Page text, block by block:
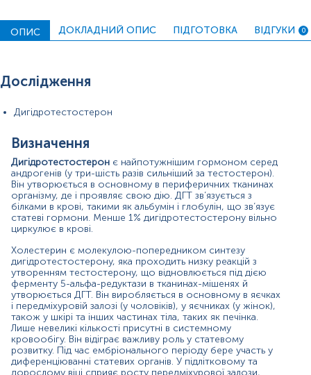
типом, росту волосся на тілі, обличчі та лобку.
лобку в дівчат під час статевого дозрівання.
перетворюється на дигідротестостерон, і тому
контроль кількості дигідротестостерону в організмі
досягається шляхом контролю вироблення
тестостерону, який регулюється гіпоталамусом і
гіпофізом. У відповідь на зниження рівня тестостерону
гіпоталамус вивільняє гонадотропін-рилізинг-гормон
(GnRH), який переміщується до гіпофіза, стимулюючи
його виробляти лютеїнізуючий гормон. Він потрапляє
до яєчок у чоловіків (або яєчників у жінок) і забезпечує
зростання синтезу тестостерону, і, як наслідок,
збільшення вироблення дигідротестостерону.
У жінок із високим рівнем ДГТ може розвинутися
посилений ріст волосся на тілі, обличчі та лобку (так
званий гірсутизм), припинення менструального циклу
(аменорея) та посилення акне.
Дигідротестостерон є основним фактором, що сприяє
облисінню за чоловічим типом (андрогенна алопеція).
Чоловіки з цим станом зазвичай мають вищі рівні ДГТ
та вільного тестостерону, нижчі рівні загального
ОПИС ДОКЛАДНИЙ ОПИС ПІДГОТОВКА ВІДГУКИ 0
Дослідження
Дигідротестостерон
Визначення
Дигідротестостерон є найпотужнішим гормоном серед
андрогенів (у три-шість разів сильніший за тестостерон).
Він утворюється в основному в периферичних тканинах
організму, де і проявляє свою дію. ДГТ зв’язується з
білками в крові, такими як альбумін і глобулін, що зв’язує
статеві гормони. Менше 1% дигідротестостерону вільно
циркулює в крові.
Холестерин є молекулою-попередником синтезу
дигідротестостерону, яка проходить низку реакцій з
утворенням тестостерону, що відновлюється під дією
ферменту 5-альфа-редуктази в тканинах-мішенях й
утворюється ДГТ. Він виробляється в основному в яєчках
і передміхуровій залозі (у чоловіків), у яєчниках (у жінок),
також у шкірі та інших частинах тіла, таких як печінка.
Лише невеликі кількості присутні в системному
кровообігу. Він відіграє важливу роль у статевому
розвитку. Під час ембріонального періоду бере участь у
диференціюванні статевих органів. У підлітковому та